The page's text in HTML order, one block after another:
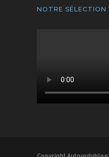
NOTRE SÉLECTION
Copyright